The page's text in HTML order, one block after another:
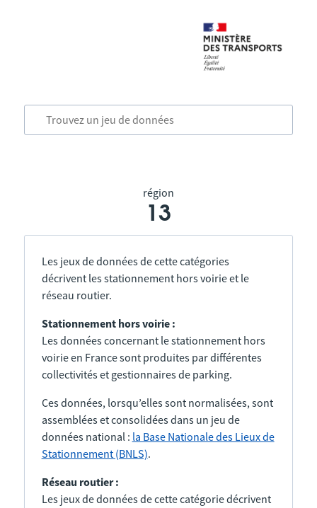
région
13
Les jeux de données de cette catégories
décrivent les stationnement hors voirie et le
réseau routier.
Stationnement hors voirie :
Les données concernant le stationnement hors
voirie en France sont produites par différentes
collectivités et gestionnaires de parking.
Ces données, lorsqu’elles sont normalisées, sont
assemblées et consolidées dans un jeu de
données national : la Base Nationale des Lieux de
Stationnement (BNLS).
Réseau routier :
Les jeux de données de cette catégorie décrivent